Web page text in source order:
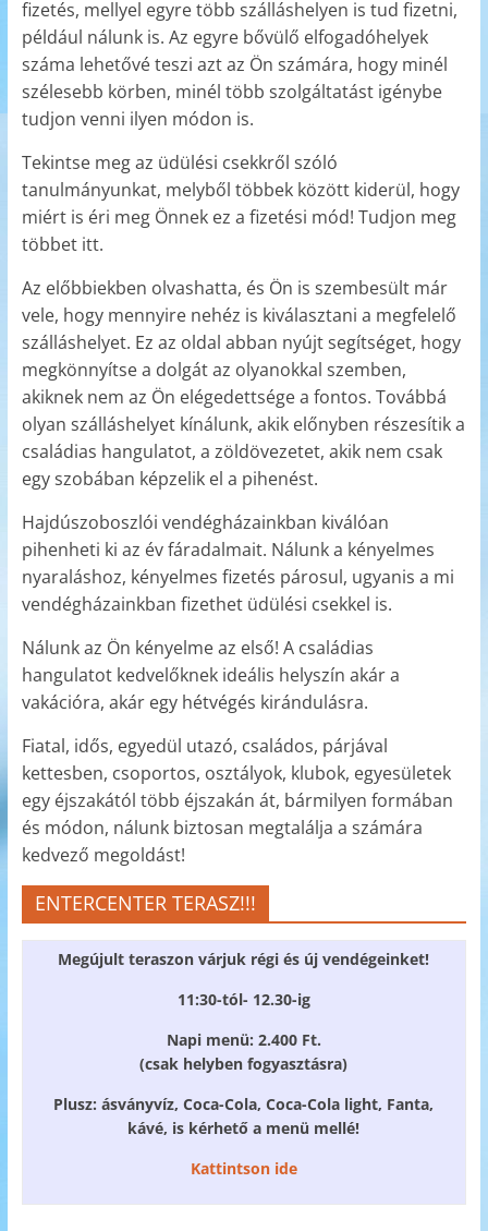
fizetés, mellyel egyre több szálláshelyen is tud fizetni,
például nálunk is. Az egyre bővülő elfogadóhelyek
száma lehetővé teszi azt az Ön számára, hogy minél
szélesebb körben, minél több szolgáltatást igénybe
tudjon venni ilyen módon is.
Tekintse meg az üdülési csekkről szóló
tanulmányunkat, melyből többek között kiderül, hogy
miért is éri meg Önnek ez a fizetési mód! Tudjon meg
többet itt.
Az előbbiekben olvashatta, és Ön is szembesült már
vele, hogy mennyire nehéz is kiválasztani a megfelelő
szálláshelyet. Ez az oldal abban nyújt segítséget, hogy
megkönnyítse a dolgát az olyanokkal szemben,
akiknek nem az Ön elégedettsége a fontos. Továbbá
olyan szálláshelyet kínálunk, akik előnyben részesítik a
családias hangulatot, a zöldövezetet, akik nem csak
egy szobában képzelik el a pihenést.
Hajdúszoboszlói vendégházainkban kiválóan
pihenheti ki az év fáradalmait. Nálunk a kényelmes
nyaraláshoz, kényelmes fizetés párosul, ugyanis a mi
vendégházainkban fizethet üdülési csekkel is.
Nálunk az Ön kényelme az első! A családias
hangulatot kedvelőknek ideális helyszín akár a
vakációra, akár egy hétvégés kirándulásra.
Fiatal, idős, egyedül utazó, családos, párjával
kettesben, csoportos, osztályok, klubok, egyesületek
egy éjszakától több éjszakán át, bármilyen formában
és módon, nálunk biztosan megtalálja a számára
kedvező megoldást!
ENTERCENTER TERASZ!!!
Megújult teraszon várjuk régi és új vendégeinket!
11:30-tól- 12.30-ig
Napi menü: 2.400 Ft.
(csak helyben fogyasztásra)
Plusz: ásványvíz, Coca-Cola, Coca-Cola light, Fanta,
kávé, is kérhető a menü mellé!
Kattintson ide